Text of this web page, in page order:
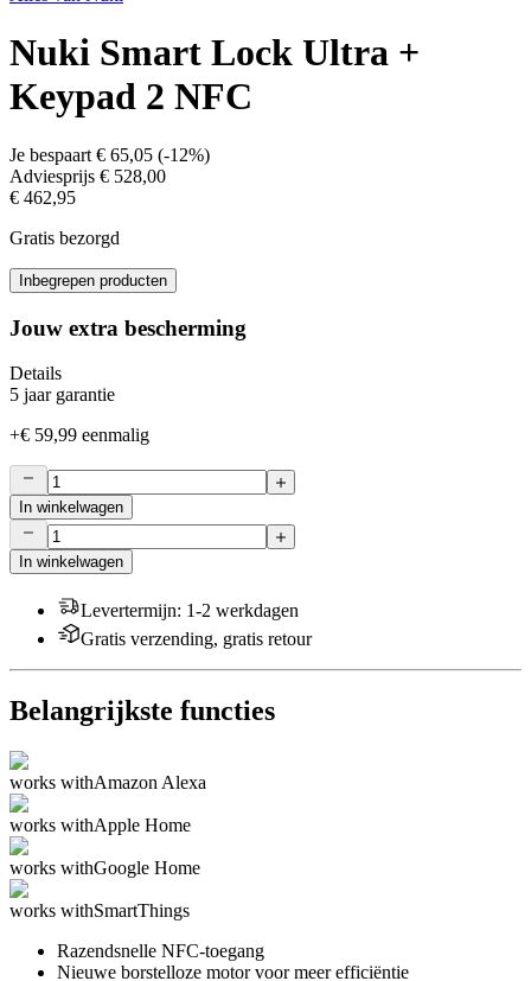
Nuki Smart Lock Ultra +
Keypad 2 NFC
Je bespaart € 65,05 (-12%)
Adviesprijs € 528,00
€ 462,95
Gratis bezorgd
Inbegrepen producten
Jouw extra bescherming
Details
5 jaar garantie
+€ 59,99 eenmalig
In winkelwagen
In winkelwagen
Levertermijn: 1-2 werkdagen
Gratis verzending, gratis retour
Belangrijkste functies
works withAmazon Alexa
works withApple Home
works withGoogle Home
works withSmartThings
Razendsnelle NFC-toegang
Nieuwe borstelloze motor voor meer efficiëntie